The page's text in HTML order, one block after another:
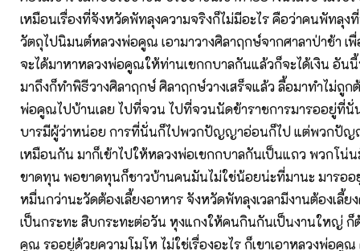
เหมือนเรื่องที่จังหวัดพัทลุงความจริงก็ไม่มีอะไร คือว่าคนพัทลุง
วัตถุไปนิมนต์หลวงพ่อคูณ เอามาวางศิลาฤกษ์จากศาลาป่าช้า เพื่
จะได้มาหาหลวงพ่อคูณให้ท่านเขกกบาลกันแล้วก็จะได้เงิน อั
มาถึงก็ทำพิธีวางศิลาฤกษ์ ศิลาฤกษ์วางเสร็จแล้ว ลื้อมาทำไม่ถูก
พ่อคูณไปบ้านเลย ไปที่จวน ไปที่จวนนัดข้าราชการมารออยู่ที่นั่
บารมีผู้ว่าหน่อย การที่นั่นก็ไปพวกปัญญาอ่อนก็ไป แต่พวกปัญ
เหมือนกัน มาก็เข้าไปให้หลวงพ่อเขกกบาลกันเป็นแถว พวกโน่
ขาดทุน พอขาดทุนก็ชาวบ้านคนมันไม่ใช่น้อยน่ะที่มานะ มารอ
หมื่นกว่านะวัดต้องเลี้ยงอาหาร จังหวัดพัทลุงเวลามีงานต้องเลี้
เป็นกระทะ สิบกระทะต่อวัน หุงแกงให้คนกินกันเป็นงานใหญ่ ก็
คูณ รออยู่ด้วยความโมโห ไม่ใช่เรื่องอะไร ก็เขาเอาหลวงพ่อคู